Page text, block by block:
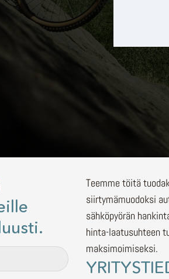
Teemme töitä
siirtymämuodoksi
sähköpyörän
hinta-laatusuhteen
maksimoimiseksi.